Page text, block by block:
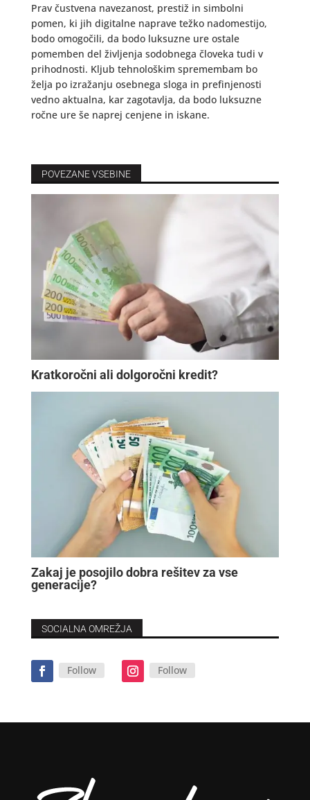
Prav čustvena navezanost, prestiž in simbolni
pomen, ki jih digitalne naprave težko nadomestijo,
bodo omogočili, da bodo luksuzne ure ostale
pomemben del življenja sodobnega človeka tudi v
prihodnosti. Kljub tehnološkim spremembam bo
želja po izražanju osebnega sloga in prefinjenosti
vedno aktualna, kar zagotavlja, da bodo luksuzne
ročne ure še naprej cenjene in iskane.
POVEZANE VSEBINE
Kratkoročni ali dolgoročni kredit?
Zakaj je posojilo dobra rešitev za vse
generacije?
SOCIALNA OMREŽJA
Follow Follow